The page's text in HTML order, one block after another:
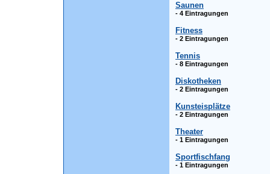
Saunen
- 4 Eintragungen
Fitness
- 2 Eintragungen
Tennis
- 8 Eintragungen
Diskotheken
- 2 Eintragungen
Kunsteisplätze
- 2 Eintragungen
Theater
- 1 Eintragungen
Sportfischfang
- 1 Eintragungen